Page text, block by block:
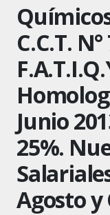
C.C.T.
Junio
25%.
Agosto y